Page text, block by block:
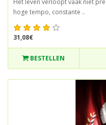
Het leven verloopt vaak niet
hoge tempo, constante ..
31,08€
BESTELLEN